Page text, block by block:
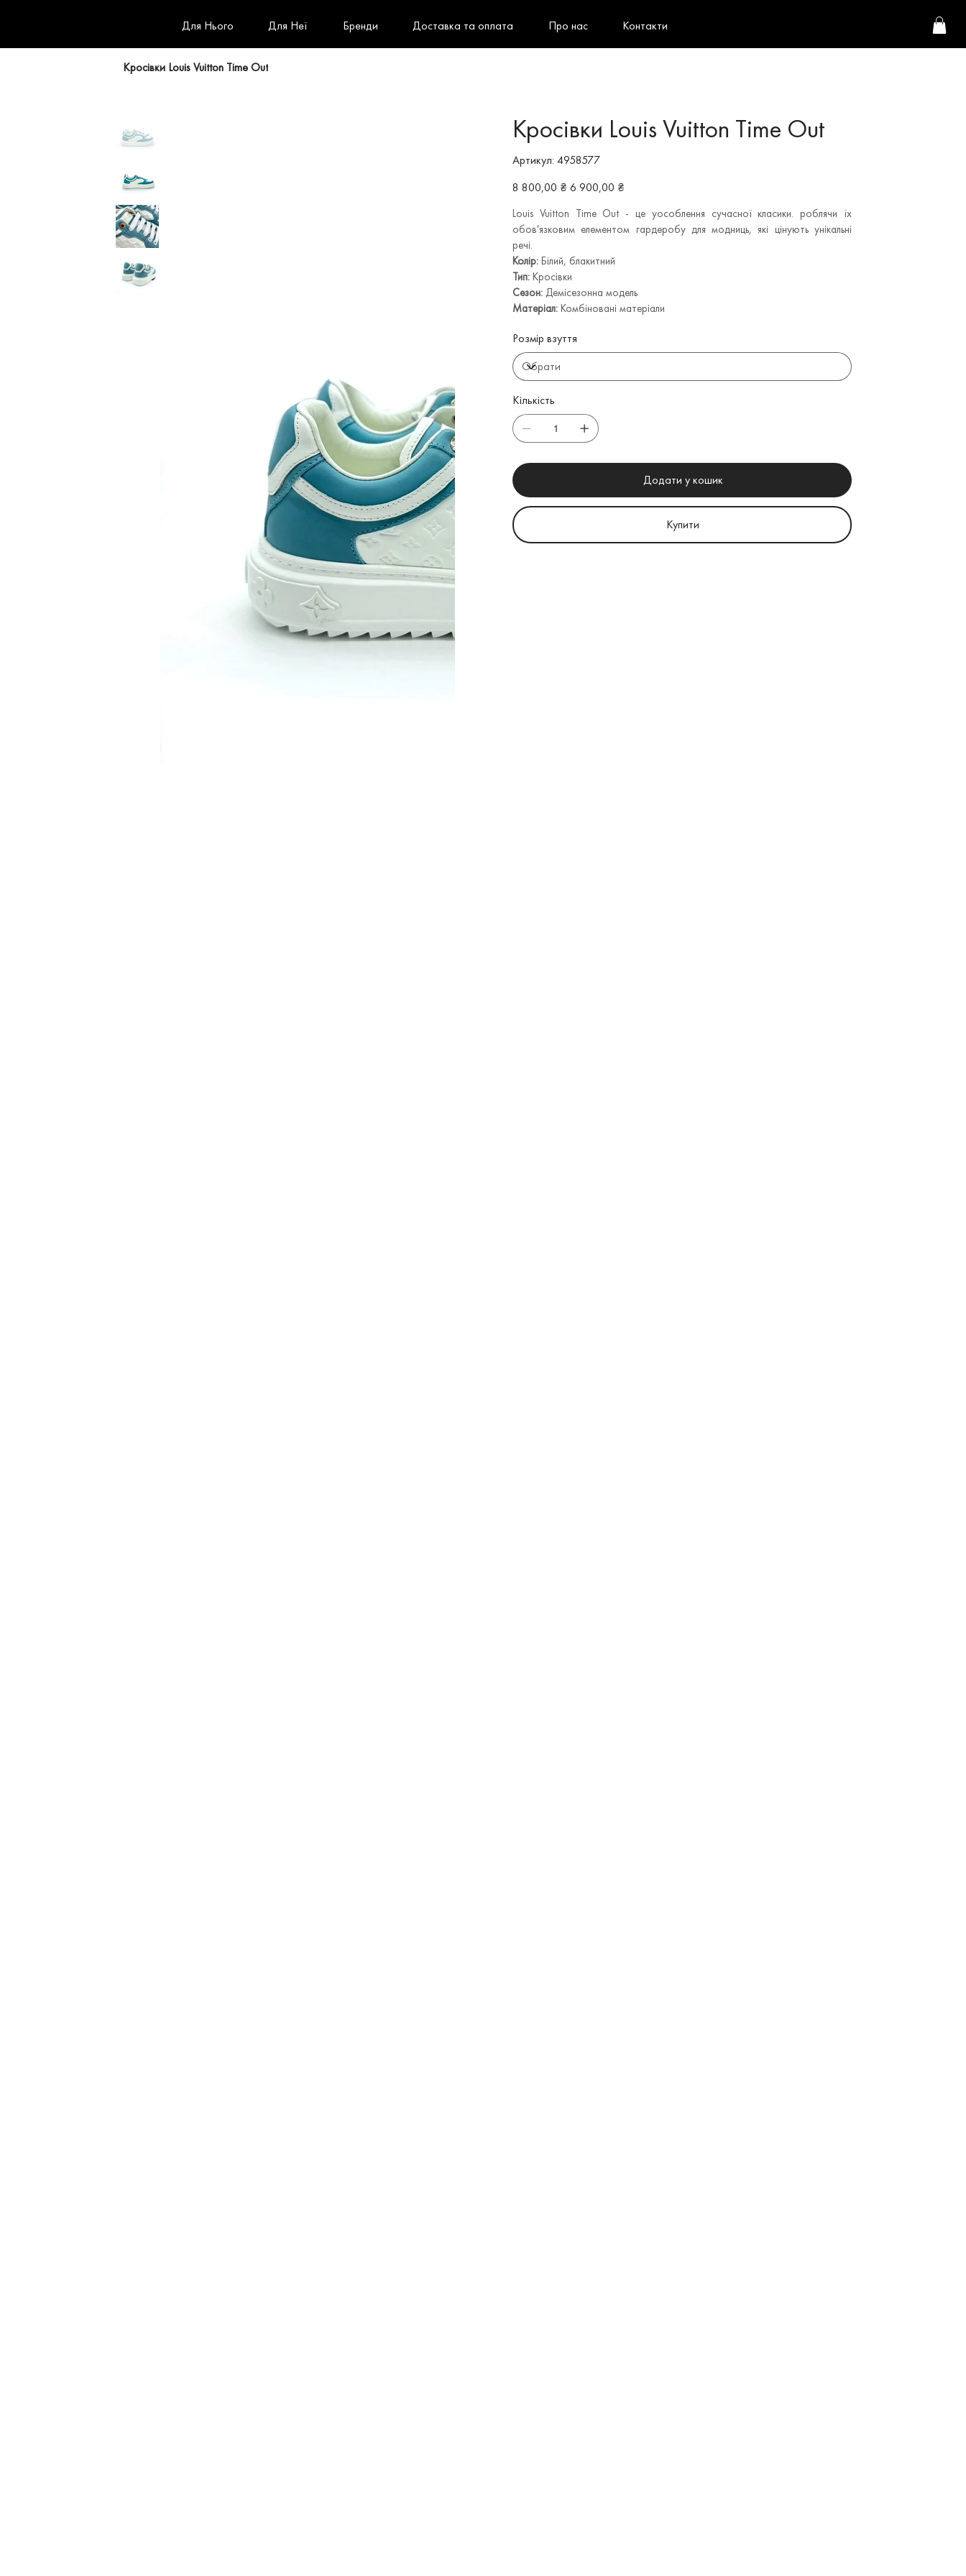
Для Нього Для Неї Бренди Доставка та оплата Про нас Контакти
Кросівки Louis Vuitton Time Out
Кросівки Louis Vuitton Time Out
Артикул:
Артикул
4958577
4958577
Звичайна
ціна
8 800,00 ₴
Ціна
зі
6 900,00 ₴
Louis Vuitton Time Out - це уособлення сучасної класики. роблячи їх
обов'язковим елементом гардеробу для модниць, які цінують унікальні
речі.
Колір: Білий, блакитний
Тип: Кросівки
Сезон: Демісезонна модель
Матеріал: Комбіновані матеріали
Розмір взуття
Кількість
Додати у кошик
Купити